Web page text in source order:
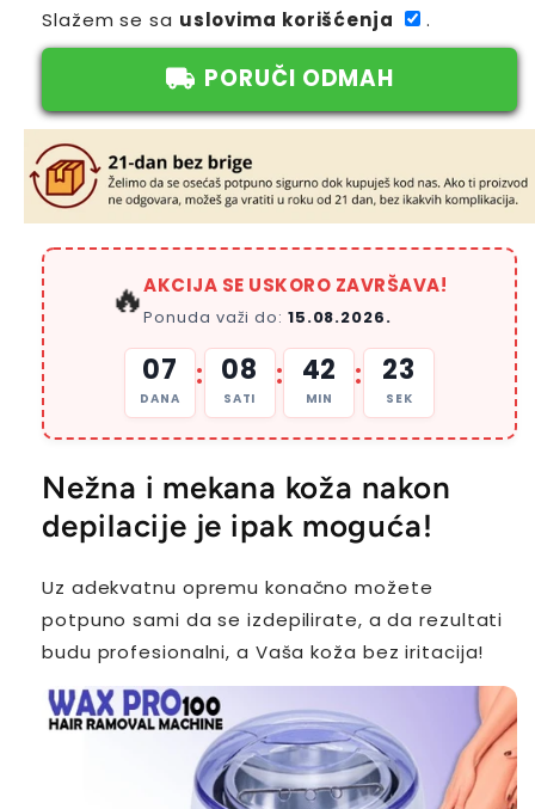
Slažem se sa uslovima korišćenja .
PORUČI ODMAH
🔥AKCIJA SE USKORO ZAVRŠAVA!
Ponuda važi do: 15.08.2026.
07
DANA
: 08
SATI
: 42
MIN
: 22
SEK
Nežna i mekana koža nakon
depilacije je ipak moguća!
Uz adekvatnu opremu konačno možete
potpuno sami da se izdepilirate, a da rezultati
budu profesionalni, a Vaša koža bez iritacija!